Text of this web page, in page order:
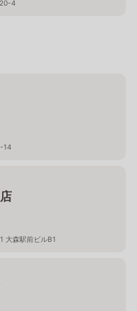
4
14
大森駅前ビルB1